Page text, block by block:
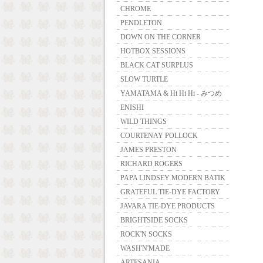
CHROME
PENDLETON
DOWN ON THE CORNER
HOTBOX SESSIONS
BLACK CAT SURPLUS
SLOW TURTLE
YAMATAMA & Hi Hi Hi - みつめ
ENISHI
WILD THINGS
COURTENAY POLLOCK
JAMES PRESTON
RICHARD ROGERS
PAPA LINDSEY MODERN BATIK
GRATEFUL TIE-DYE FACTORY
JAVARA TIE-DYE PRODUCTS
BRIGHTSIDE SOCKS
ROCK'N SOCKS
WASH'N'MADE